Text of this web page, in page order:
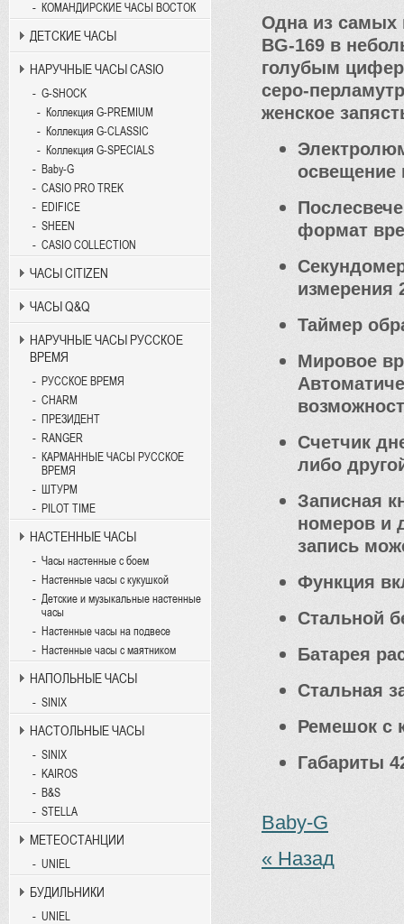
Одна из самых
BG-169 в
голубым
серо-
женское
освещение
формат
измерения
Таймер
Мировое
Счетчик
либо
Записная
номеров и
запись
Функция
Стальной
Батарея
Стальная
Ремешок с
Габариты
Baby-G
« Назад
КОМАНДИРСКИЕ ЧАСЫ ВОСТОК
ДЕТСКИЕ ЧАСЫ
НАРУЧНЫЕ ЧАСЫ CASIO
G-SHOCK
Коллекция G-PREMIUM
Коллекция G-CLASSIC
Коллекция G-SPECIALS
Baby-G
CASIO PRO TREK
EDIFICE
SHEEN
CASIO COLLECTION
ЧАСЫ CITIZEN
ЧАСЫ Q&Q
НАРУЧНЫЕ ЧАСЫ РУССКОЕ
ВРЕМЯ
РУССКОЕ ВРЕМЯ
CHARM
ПРЕЗИДЕНТ
RANGER
КАРМАННЫЕ ЧАСЫ РУССКОЕ
ВРЕМЯ
ШТУРМ
PILOT TIME
НАСТЕННЫЕ ЧАСЫ
Часы настенные с боем
Настенные часы с кукушкой
Детские и музыкальные настенные
часы
Настенные часы на подвесе
Настенные часы с маятником
НАПОЛЬНЫЕ ЧАСЫ
SINIX
НАСТОЛЬНЫЕ ЧАСЫ
SINIX
KAIROS
B&S
STELLA
МЕТЕОСТАНЦИИ
UNIEL
БУДИЛЬНИКИ
UNIEL